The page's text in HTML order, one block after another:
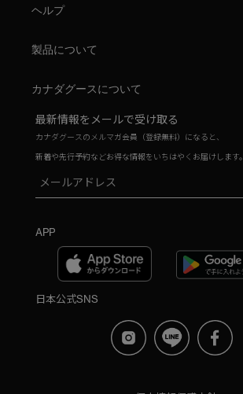
ヘルプ
製品について
カナダグースについて
最新情報をメールで受け取る
カナダグースのメルマガ会員（登録無料）になると、
新着や先行予約などお得な情報をいちはやくお届けします。
APP
日本公式SNS